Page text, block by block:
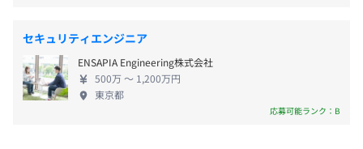
賞与あり（2022年実績年2回支給）
フィスを活用したり、時短正社員として子供との時
間を大切にするスタッフも活躍しています。残業ナシ
の働き方も可能です。GRCSには自由に自らの可能性
を大きく広げるチャンスがあります。
セキュリティエンジニア
ENSAPIA Engineering株式会社
500万 〜 1,200万円
東京都
応募可能ランク：B